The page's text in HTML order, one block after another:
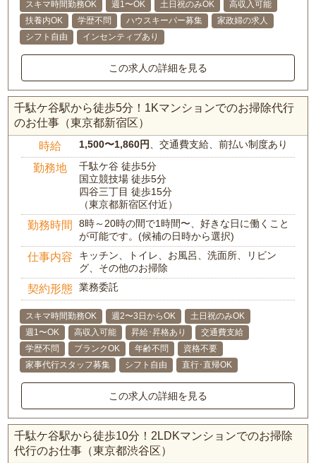
スキマ時間勤務OK 週1〜OK 土日祝のみOK
高収入可能
扶養内OK
学歴不問 ハウスキーパー募集
家政婦の求人
シフト自由
インセンティブあり
この求人の詳細を見る
千駄ケ谷駅から徒歩5分！1Kマンションでのお掃除代行
のお仕事（東京都新宿区）
時給 1,500〜1,860円、交通費支給、前払い制度あり
勤務地
千駄ケ谷 徒歩5分
国立競技場 徒歩5分
四谷三丁目 徒歩15分
（東京都新宿区付近）
勤務時間
8時～20時の間で1時間〜、好きな日に働くこと
が可能です。(候補の日時から選択)
仕事内容
キッチン、トイレ、お風呂、洗面所、リビン
グ、その他のお掃除
契約形態 業務委託
スキマ時間勤務OK 週2〜3日からOK
土日祝のみOK
週1〜OK
高収入可能 昇給･昇格あり
交通費支給
学歴不問
ブランクOK 年齢不問
資格不要
家事代行スタッフ募集
シフト自由 直行･直帰OK
この求人の詳細を見る
千駄ケ谷駅から徒歩10分！2LDKマンションでのお掃除
代行のお仕事（東京都渋谷区）